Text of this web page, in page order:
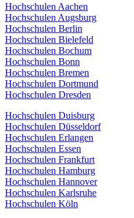
Hochschulen Aachen
Hochschulen Augsburg
Hochschulen Berlin
Hochschulen Bielefeld
Hochschulen Bochum
Hochschulen Bonn
Hochschulen Bremen
Hochschulen Dortmund
Hochschulen Dresden
Hochschulen Duisburg
Hochschulen Düsseldorf
Hochschulen Erlangen
Hochschulen Essen
Hochschulen Frankfurt
Hochschulen Hamburg
Hochschulen Hannover
Hochschulen Karlsruhe
Hochschulen Köln